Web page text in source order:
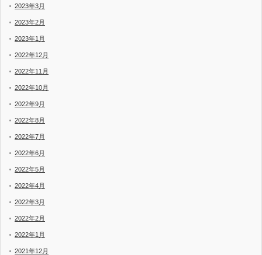
2023年3月
2023年2月
2023年1月
2022年12月
2022年11月
2022年10月
2022年9月
2022年8月
2022年7月
2022年6月
2022年5月
2022年4月
2022年3月
2022年2月
2022年1月
2021年12月